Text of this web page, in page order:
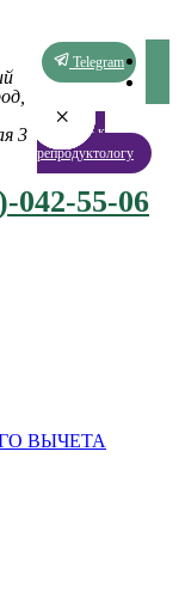
3
Telegram
Запись к
репродуктологу
042-55-06
ВЫЧЕТА
×
×
×
×
×
×
×
×